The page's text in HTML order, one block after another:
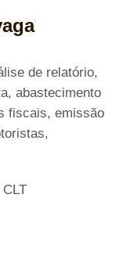
de relatório,
abastecimento
fiscais, emissão